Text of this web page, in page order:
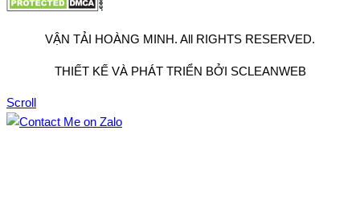
VẬN TẢI HOÀNG MINH. All RIGHTS RESERVED.
THIẾT KẾ VÀ PHÁT TRIỂN BỞI SCLEANWEB
Scroll